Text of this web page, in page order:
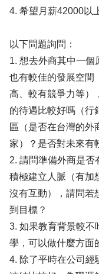
4. 希望月薪42000以
以下問題詢問：
1. 想去外商其中一個
也有較佳的發展空間
高、較有競爭力等）
的待遇比較好嗎（行
區（是否在台灣的外
家）？是否對未來有
2. 請問準備外商是否
積極建立人脈（有加
沒有互動），請問若
到目標？
3. 如果教育背景較不
學，可以做什麼方面
4. 除了平時在公司經